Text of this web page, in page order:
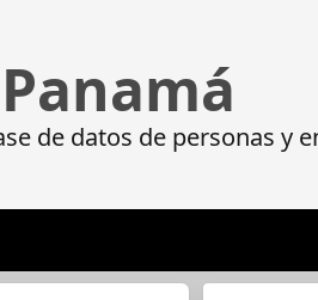
de datos de personas y